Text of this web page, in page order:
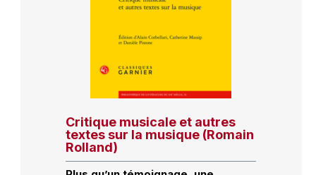
Critique musicale et autres
textes sur la musique (Romain
Rolland)